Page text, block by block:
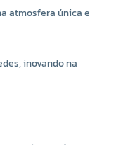
atmosfera única e
inovando na